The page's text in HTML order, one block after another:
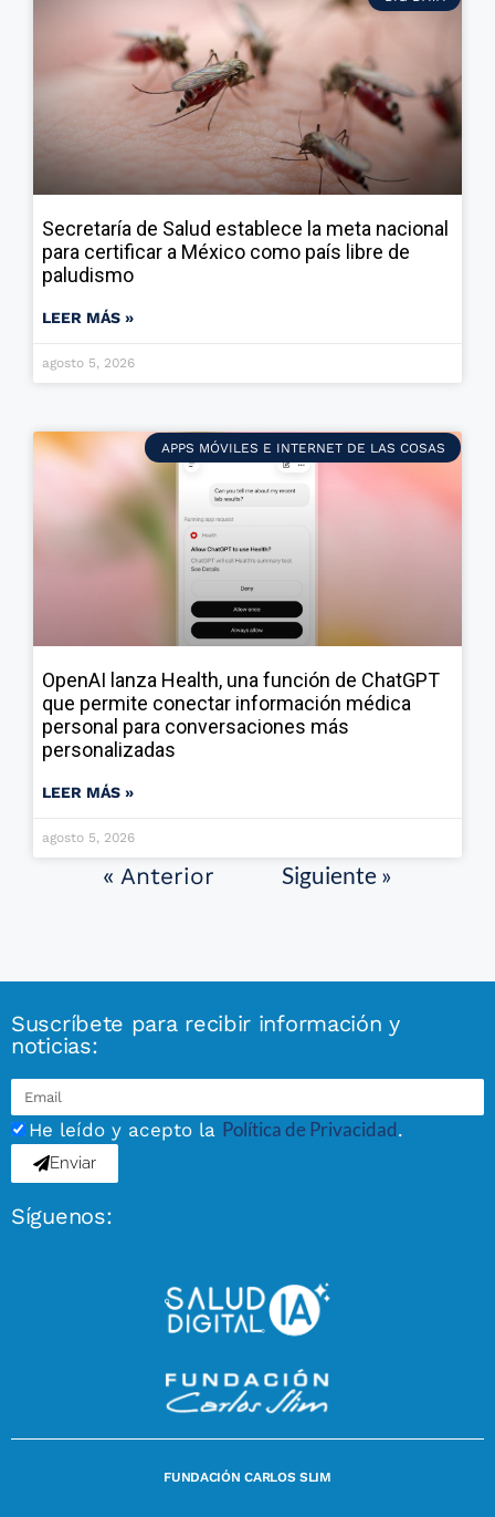
Secretaría de Salud establece la meta nacional
para certificar a México como país libre de
paludismo
LEER MÁS »
agosto 5, 2026
APPS MÓVILES E INTERNET DE LAS COSAS
OpenAI lanza Health, una función de ChatGPT
que permite conectar información médica
personal para conversaciones más
personalizadas
LEER MÁS »
agosto 5, 2026
« Anterior Siguiente »
Suscríbete para recibir información y
noticias:
He leído y acepto la Política de Privacidad.
Enviar
Síguenos:
FUNDACIÓN CARLOS SLIM